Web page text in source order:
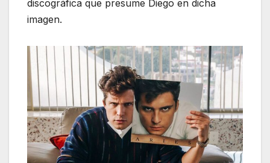
discográfica que presume Diego en dicha
imagen.